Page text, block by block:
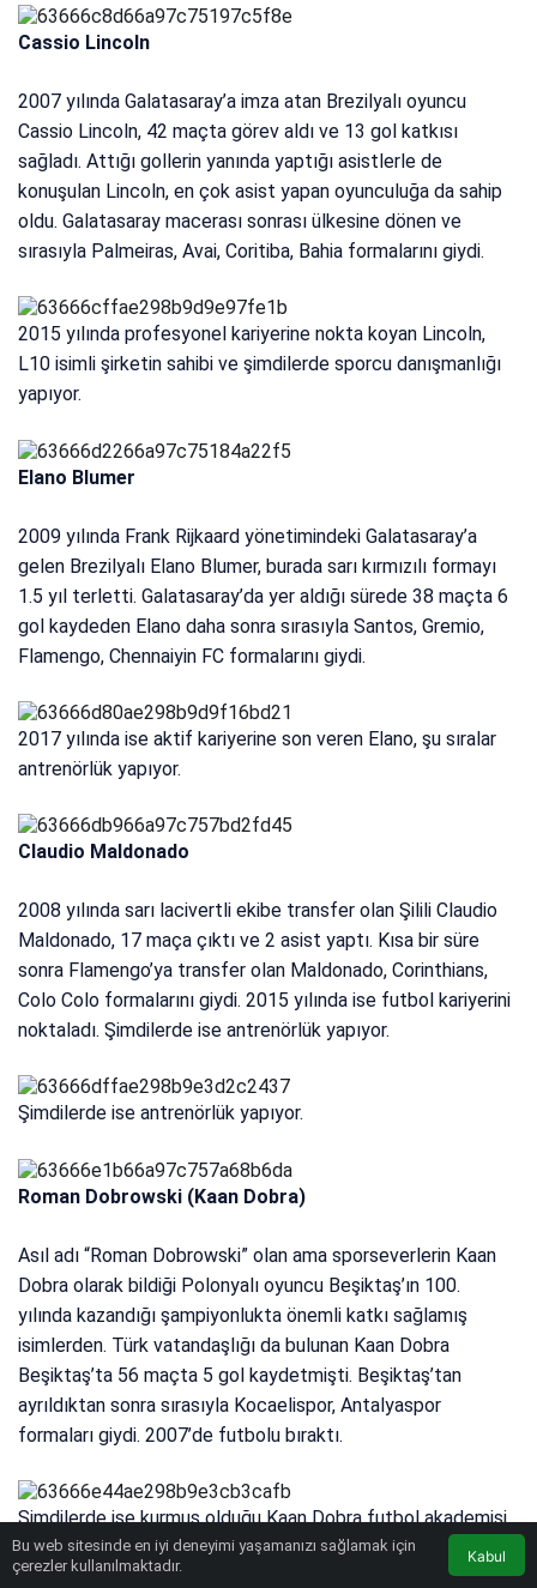
Cassio Lincoln
2007 yılında Galatasaray’a imza atan Brezilyalı oyuncu
Cassio Lincoln, 42 maçta görev aldı ve 13 gol katkısı
sağladı. Attığı gollerin yanında yaptığı asistlerle de
konuşulan Lincoln, en çok asist yapan oyunculuğa da sahip
oldu. Galatasaray macerası sonrası ülkesine dönen ve
sırasıyla Palmeiras, Avai, Coritiba, Bahia formalarını giydi.
2015 yılında profesyonel kariyerine nokta koyan Lincoln,
L10 isimli şirketin sahibi ve şimdilerde sporcu danışmanlığı
yapıyor.
Elano Blumer
2009 yılında Frank Rijkaard yönetimindeki Galatasaray’a
gelen Brezilyalı Elano Blumer, burada sarı kırmızılı formayı
1.5 yıl terletti. Galatasaray’da yer aldığı sürede 38 maçta 6
gol kaydeden Elano daha sonra sırasıyla Santos, Gremio,
Flamengo, Chennaiyin FC formalarını giydi.
2017 yılında ise aktif kariyerine son veren Elano, şu sıralar
antrenörlük yapıyor.
Claudio Maldonado
2008 yılında sarı lacivertli ekibe transfer olan Şilili Claudio
Maldonado, 17 maça çıktı ve 2 asist yaptı. Kısa bir süre
sonra Flamengo’ya transfer olan Maldonado, Corinthians,
Colo Colo formalarını giydi. 2015 yılında ise futbol kariyerini
noktaladı. Şimdilerde ise antrenörlük yapıyor.
Şimdilerde ise antrenörlük yapıyor.
Roman Dobrowski (Kaan Dobra)
Asıl adı “Roman Dobrowski” olan ama sporseverlerin Kaan
Dobra olarak bildiği Polonyalı oyuncu Beşiktaş’ın 100.
yılında kazandığı şampiyonlukta önemli katkı sağlamış
isimlerden. Türk vatandaşlığı da bulunan Kaan Dobra
Beşiktaş’ta 56 maçta 5 gol kaydetmişti. Beşiktaş’tan
ayrıldıktan sonra sırasıyla Kocaelispor, Antalyaspor
formaları giydi. 2007’de futbolu bıraktı.
Şimdilerde ise kurmuş olduğu Kaan Dobra futbol akademisi
bünyesinde futbolcu gençler yetiştiriyor.
Bu web sitesinde en iyi deneyimi yaşamanızı sağlamak için
çerezler kullanılmaktadır.
Kabul